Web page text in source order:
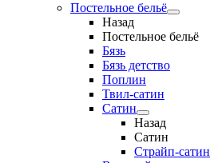
Постельное бельё
Назад
Постельное бельё
Бязь
Бязь детство
Поплин
Твил-сатин
Сатин
Назад
Сатин
Страйп-сатин